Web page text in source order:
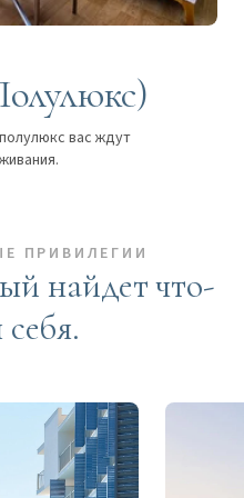
вас ждут
ПРИВИЛЕГИИ
найдет что-